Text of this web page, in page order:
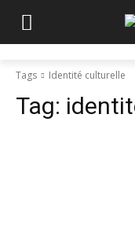
Tags Identité culturelle
Tag: